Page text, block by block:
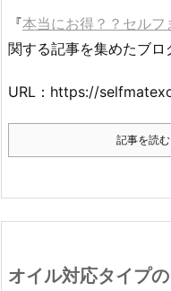
『本当にお得？？セルフ
関する記事を集めたブロ
URL：https://
記事を読む
オイル対応タイプ